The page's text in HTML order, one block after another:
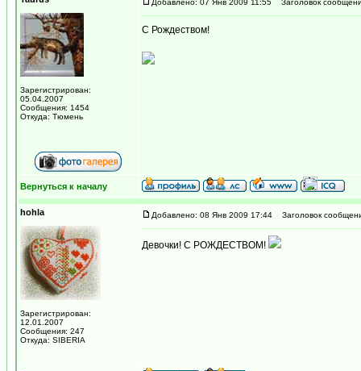
Зарегистрирован:
05.04.2007
Сообщения: 1454
Откуда: Тюмень
Добавлено: 07 Янв 2009 11:55 Заголовок
С Рождеством!
Вернуться к началу
hohla
Зарегистрирован:
12.01.2007
Сообщения: 247
Откуда: SIBERIA
Добавлено: 08 Янв 2009 17:44 Заголовок
Девочки! С РОЖДЕСТВОМ!